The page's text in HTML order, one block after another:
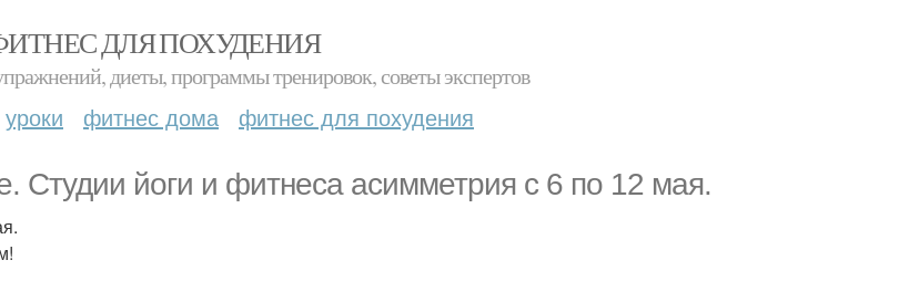
ДЛЯ ПОХУДЕНИЯ
диеты, программы тренировок, советы экспертов
уроки фитнес дома фитнес для похудения
Студии йоги и фитнеса асимметрия с 6 по 12 мая.